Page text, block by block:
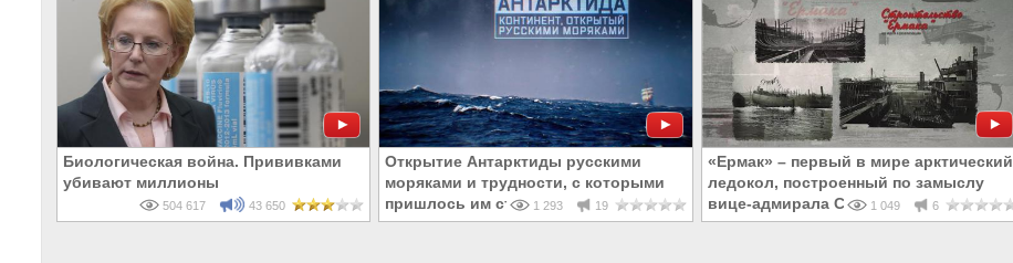
Биологическая война. Прививками
убивают миллионы
504 617 43 650
Открытие Антарктиды русскими
моряками и трудности, с которыми
пришлось им столкнуться
1 293 19
«Ермак» – первый в мире арктический
ледокол, построенный по замыслу
вице-адмирала С.О. Макарова
1 049 6